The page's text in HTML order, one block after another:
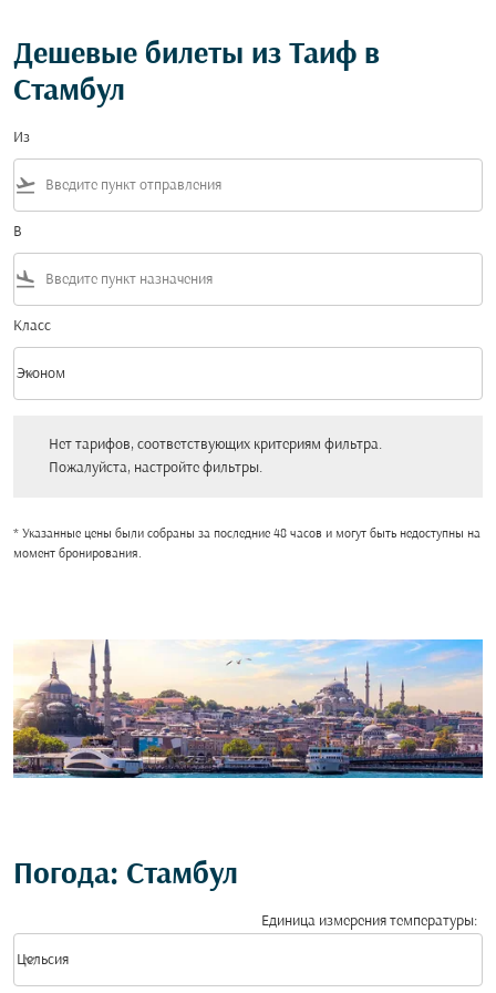
Дешевые билеты из Таиф в
Стамбул
Из
flight_takeoff
В
flight_land
Класс
Класс option Эконом Selected
Эконом
keyboard_arrow_down
Нет тарифов, соответствующих критериям фильтра.
Пожалуйста, настройте фильтры.
* Указанные цены были собраны за последние 48 часов и могут быть недоступны на
момент бронирования.
Погода: Стамбул
Единица измерения температуры:
Цельсия
keyboard_arrow_down